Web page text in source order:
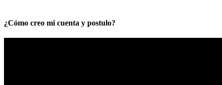
¿Cómo creo mi cuenta y postulo?